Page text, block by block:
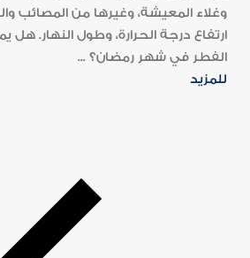
وغلاء المعيشة، وغيرها من المصائب
ارتفاع درجة الحرارة، وطول النهار.
الفطر في شهر رمضان؟ ...
للمزيد